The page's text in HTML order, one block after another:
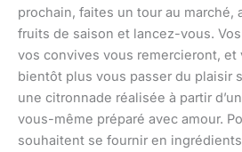
prochain, faites un tour au marché,
fruits de saison et lancez-vous.
vos convives vous remercieront, et
bientôt plus vous passer du plaisir
une citronnade réalisée à partir
vous-même préparé avec amour.
souhaitent se fournir en